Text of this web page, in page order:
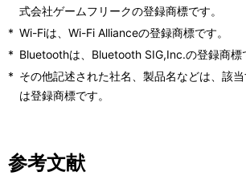
式会社ゲームフリークの登録商標です。
* Wi-Fiは、Wi-Fi Allianceの登録商標です。
* Bluetoothは、Bluetooth SIG,Inc.の登録商標
* その他記述された社名、製品名などは、該
は登録商標です。
参考文献